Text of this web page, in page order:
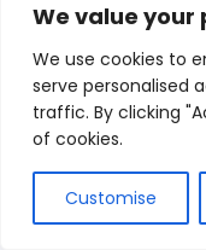
We value your
We use cookies to
serve personalised
traffic. By clicking
of cookies.
Customise
Acessível
brasileiro
A